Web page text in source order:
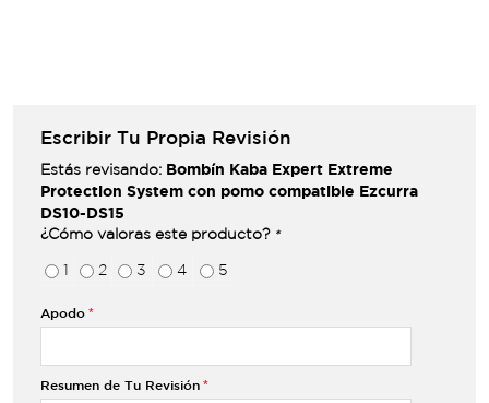
Escribir Tu Propia Revisión
Estás revisando: Bombín Kaba Expert Extreme
Protection System con pomo compatible Ezcurra
DS10-DS15
¿Cómo valoras este producto? *
1 2 3 4 5
Apodo
Resumen de Tu Revisión